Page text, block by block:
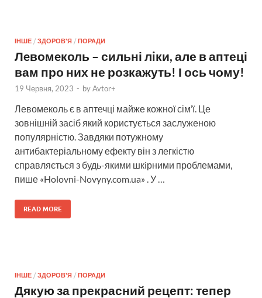
ІНШЕ / ЗДОРОВ'Я / ПОРАДИ
Лeвомeколь – сильні лiки, але в аптеці
вам про них не розкажуть! І ось чому!
19 Червня, 2023 - byAvtor+
Левомеколь є в аптечці майже кожної сім’ї. Це
зовнішній засіб який користується заслуженою
популярністю. Завдяки потужному
антибактеріальному ефекту він з легкістю
справляється з будь-якими шкiрними проблемами,
пише «Holovni-Novyny.com.ua» . У …
READ MORE
ІНШЕ / ЗДОРОВ'Я / ПОРАДИ
Дякую за прекрасний рецепт: тепер